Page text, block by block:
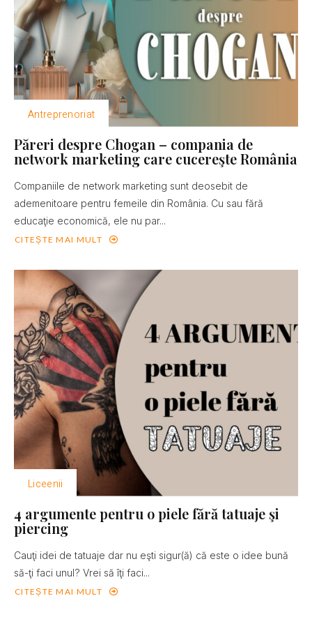
Antreprenoriat
Păreri despre Chogan – compania de
network marketing care cucereşte România
Companiile de network marketing sunt deosebit de
ademenitoare pentru femeile din România. Cu sau fără
educaţie economică, ele nu par...
CITEȘTE MAI MULT
Liceenii
4 argumente pentru o piele fără tatuaje şi
piercing
Cauţi idei de tatuaje dar nu eşti sigur(ă) că este o idee bună
să-ţi faci unul? Vrei să îţi faci...
CITEȘTE MAI MULT